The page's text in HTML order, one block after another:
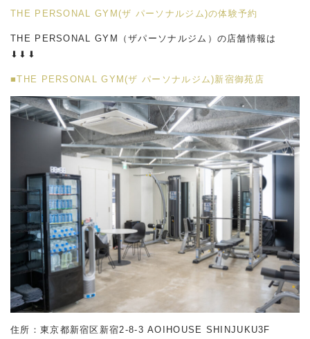
THE PERSONAL GYM(ザ パーソナルジム)の体験予約
THE PERSONAL GYM（ザパーソナルジム）の店舗情報は
⬇︎⬇︎⬇︎
■THE PERSONAL GYM(ザ パーソナルジム)新宿御苑店
住所：東京都新宿区新宿2-8-3 AOIHOUSE SHINJUKU3F